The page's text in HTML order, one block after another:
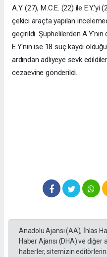
A.Y. (27), M.C.E. (22) ile E.Y.'yi
çekici araçta yapılan
geçirildi. Şüphelilerden
E.Y.'nin ise 18 suç kaydı
ardından adliyeye sevk
cezaevine gönderildi.
Anadolu Ajansı (AA), İhlas
Haber Ajansı (DHA) ve
haberler, sitemizin